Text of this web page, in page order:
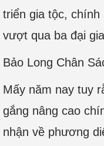
triển gia tộc, chính
vượt qua ba đại
Bảo Long Chân
Mấy năm nay tuy
gắng nâng cao
nhận về phương